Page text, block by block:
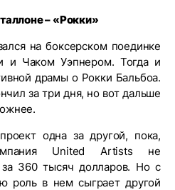
– «Рокки»
на боксерском поединке
Чаком Уэпнером. Тогда и
драмы о Рокки Бальбоа.
за три дня, но вот дальше
одна за другой, пока,
United Artists не
360 тысяч долларов. Но с
роль в нем сыграет другой